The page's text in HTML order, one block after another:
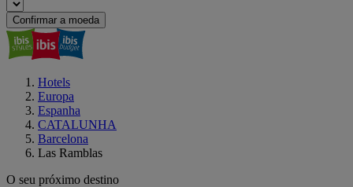
Confirmar a moeda
Hotels
Europa
Espanha
CATALUNHA
Barcelona
Las Ramblas
O seu próximo destino